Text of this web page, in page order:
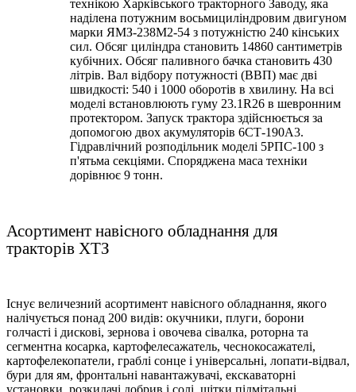
технікою Харківського тракторного Заводу, яка
наділена потужним восьмициліндровим двигуном
марки ЯМЗ-238М2-54 з потужністю 240 кінських
сил. Обсяг циліндра становить 14860 сантиметрів
кубічних. Обсяг паливного бачка становить 430
літрів. Вал відбору потужності (ВВП) має дві
швидкості: 540 і 1000 оборотів в хвилину. На всі
моделі встановлюють гуму 23.1R26 в шевронним
протектором. Запуск трактора здійснюється за
допомогою двох акумуляторів 6СТ-190А3.
Гідравлічний розподільник моделі 5РПС-100 з
п'ятьма секціями. Споряджена маса техніки
дорівнює 9 тонн.
Асортимент навісного обладнання для
тракторів ХТЗ
Існує величезний асортимент навісного обладнання, якого
налічується понад 200 видів: окучники, плуги, борони
голчасті і дискові, зернова і овочева сівалка, роторна та
сегментна косарка, картофелесажатель, чеснокосажателі,
картофелекопатели, граблі сонце і універсальні, лопати-відвал,
бури для ям, фронтальні навантажувачі, екскаваторні
установки, розкидачі добрив і солі, щітки підмітальні,